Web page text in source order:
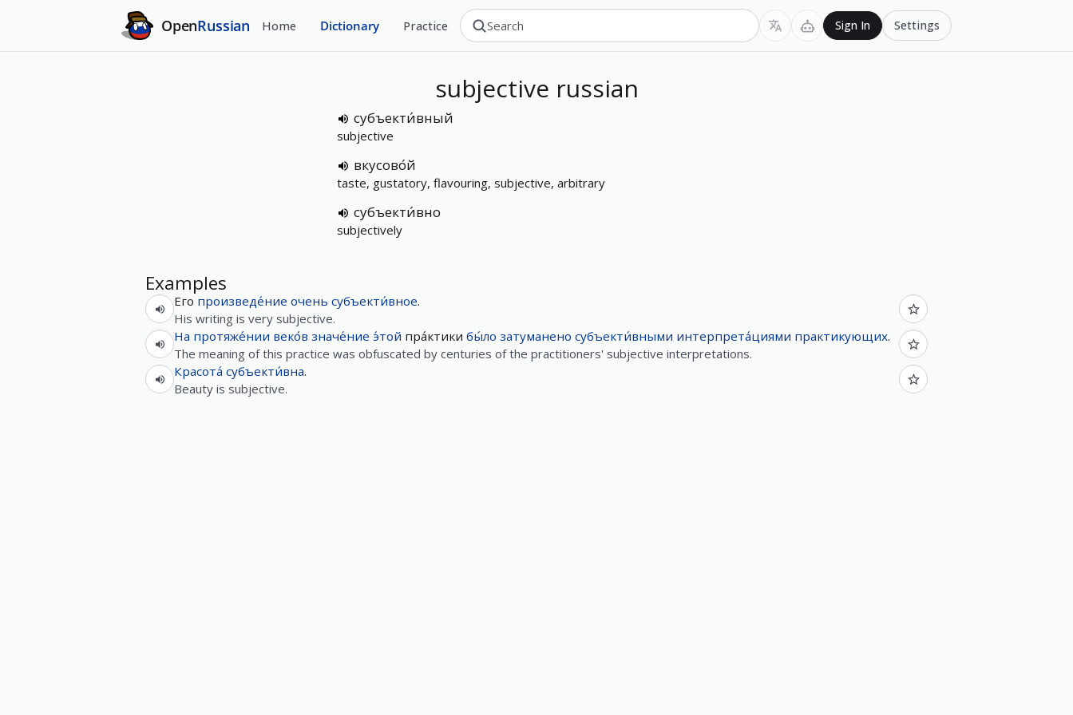
OpenRussian Home Dictionary Practice Sign In Settings
subjective russian
субъекти́вный
subjective
вкусово́й
taste, gustatory, flavouring, subjective, arbitrary
субъекти́вно
subjectively
Examples
Его произведе́ние очень субъекти́вное.
His writing is very subjective.
На протяже́нии веко́в значе́ние э́той пра́ктики бы́ло затуманено субъекти́вными интерпрета́циями практикующих.
The meaning of this practice was obfuscated by centuries of the practitioners' subjective interpretations.
Красота́ субъекти́вна.
Beauty is subjective.